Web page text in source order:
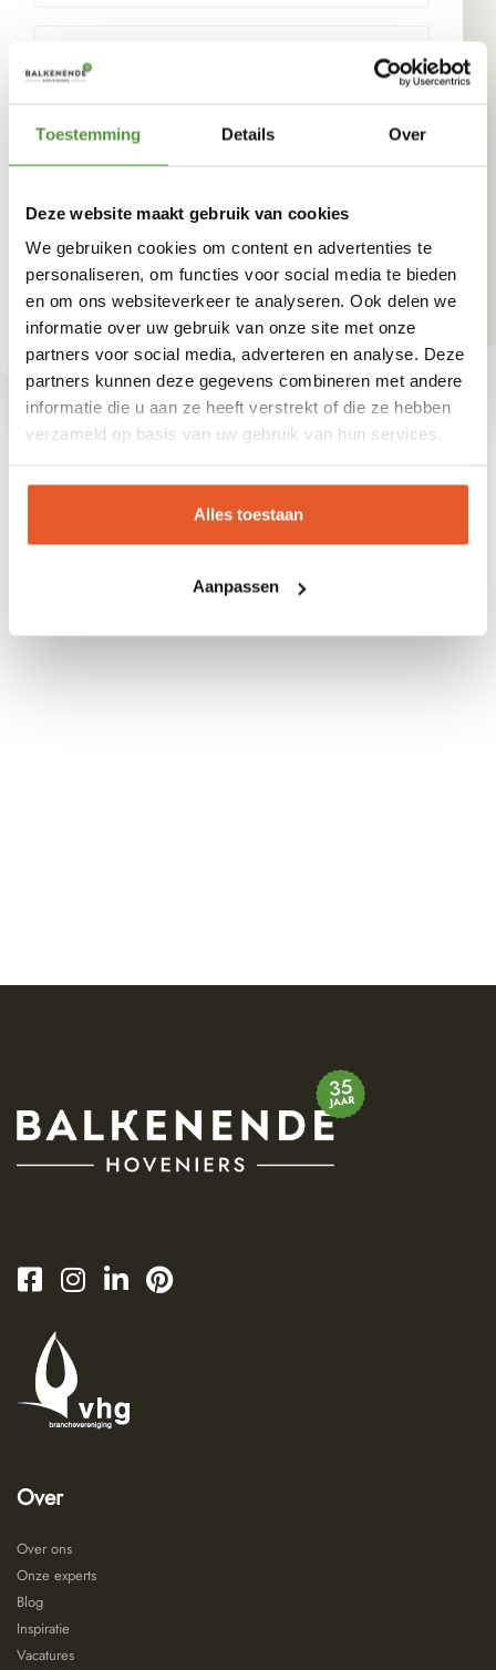
Toestemming Details Over
Deze website maakt gebruik van cookies
We gebruiken cookies om content en advertenties te
personaliseren, om functies voor social media te bieden
en om ons websiteverkeer te analyseren. Ook delen we
informatie over uw gebruik van onze site met onze
partners voor social media, adverteren en analyse. Deze
partners kunnen deze gegevens combineren met andere
informatie die u aan ze heeft verstrekt of die ze hebben
verzameld op basis van uw gebruik van hun services.
Alles toestaan
Aanpassen
MAAK EEN AFSPRAAK
Bezoek Balkenende Hoveniers
Over
Over ons
Onze experts
Blog
Inspiratie
Vacatures